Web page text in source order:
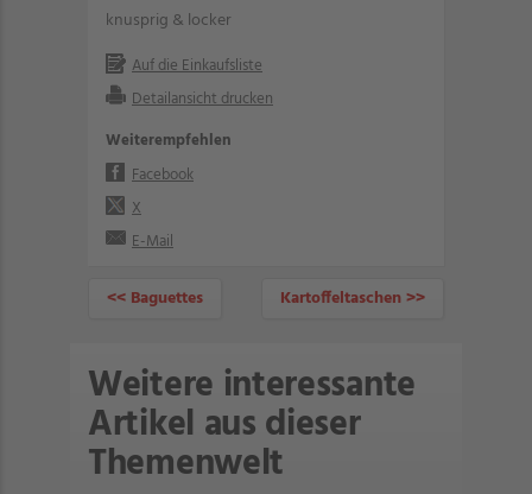
knusprig & locker
Auf die Einkaufsliste
Detailansicht drucken
Weiterempfehlen
Facebook
X
E-Mail
<< Baguettes Kartoffeltaschen >>
Weitere interessante
Artikel aus dieser
Themenwelt